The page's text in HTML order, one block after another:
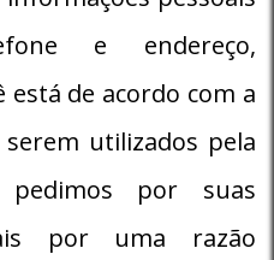
e endereço,
de acordo com a
utilizados pela
pedimos por suas
por uma razão